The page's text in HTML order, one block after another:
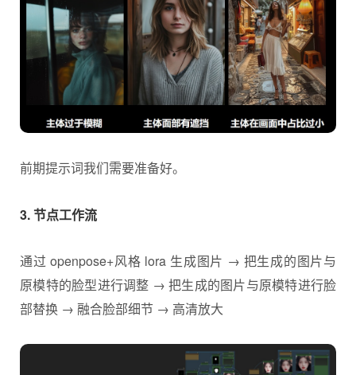
前期提示词我们需要准备好。
3. 节点工作流
通过 openpose+风格 lora 生成图片 → 把生成的图片与
原模特的脸型进行调整 → 把生成的图片与原模特进行脸
部替换 → 融合脸部细节 → 高清放大